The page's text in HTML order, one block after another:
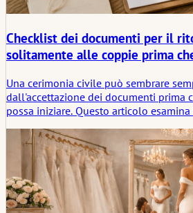
Checklist dei documenti per il
solitamente alle coppie prima
Una cerimonia civile può sembrare
dall'accettazione dei documenti prima
possa iniziare. Questo articolo
regole per gli appuntamenti e la
della cerimonia.